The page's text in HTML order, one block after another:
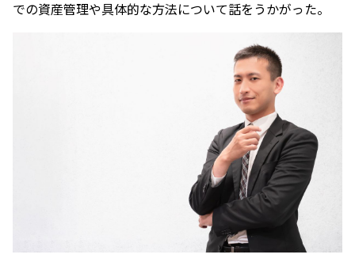
での資産管理や具体的な方法について話をうかがった。